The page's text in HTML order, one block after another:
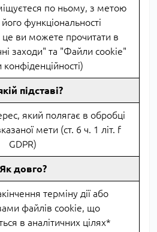
по ньому, з метою
функціональності
це ви можете прочитати в
заходи" та "Файли cookie"
конфіденційності)
підставі?
який полягає в обробці
мети (ст. 6 ч. 1 літ. f
GDPR)
Як довго?
терміну дії або
файлів cookie, що
в аналітичних цілях*